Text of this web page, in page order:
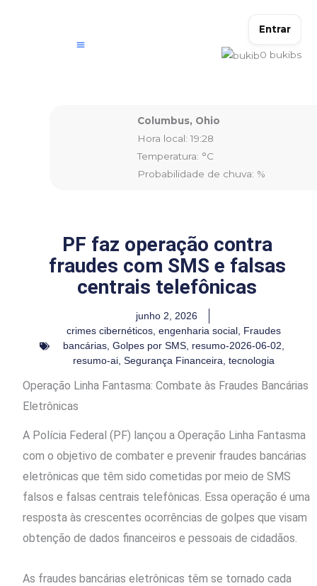
Entrar
0 bukibs
Columbus, Ohio
Hora local: 19:28
Temperatura: °C
Probabilidade de chuva: %
PF faz operação contra
fraudes com SMS e falsas
centrais telefônicas
junho 2, 2026
crimes cibernéticos, engenharia social, Fraudes
bancárias, Golpes por SMS, resumo-2026-06-02,
resumo-ai, Segurança Financeira, tecnologia
Operação Linha Fantasma: Combate às Fraudes Bancárias
Eletrônicas
A Polícia Federal (PF) lançou a Operação Linha Fantasma
com o objetivo de combater e prevenir fraudes bancárias
eletrônicas que têm sido cometidas por meio de SMS
falsos e falsas centrais telefônicas. Essa operação é uma
resposta às crescentes ocorrências de golpes que visam
obtenção de dados financeiros e pessoais de cidadãos.
As fraudes bancárias eletrônicas têm se tornado cada